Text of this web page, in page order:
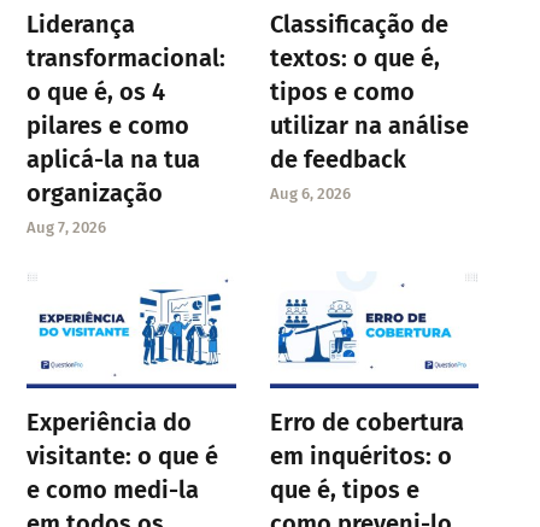
Liderança
transformacional:
o que é, os 4
pilares e como
aplicá-la na tua
organização
Aug 7, 2026
Classificação de
textos: o que é,
tipos e como
utilizar na análise
de feedback
Aug 6, 2026
Experiência do
visitante: o que é
e como medi-la
Erro de cobertura
em inquéritos: o
que é, tipos e